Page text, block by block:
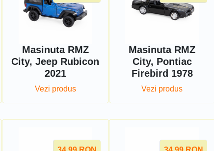
Masinuta RMZ
City, Jeep Rubicon
2021
Vezi produs
Masinuta RMZ
City, Pontiac
Firebird 1978
Vezi produs